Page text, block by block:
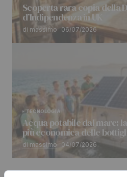
Scoperta rara copia della
d’Indipendenza in UK
di massimo 06/07/2026
TECNOLOGIA
Acqua potabile dal mare:
più economica delle
di massimo 04/07/2026